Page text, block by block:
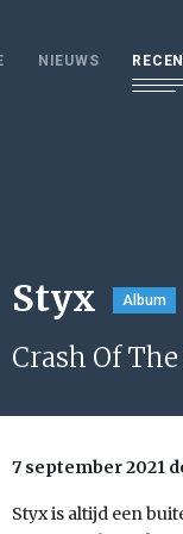
NIEUWS
Styx Album
Crash Of
7 september 2021
Styx is altijd een